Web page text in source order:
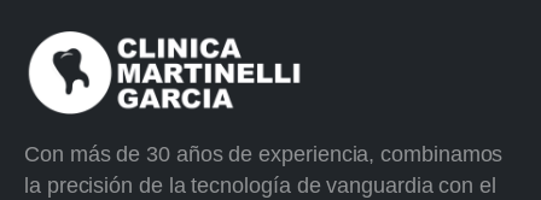
Con más de 30 años de experiencia, combinamos
la precisión de la tecnología de vanguardia con el